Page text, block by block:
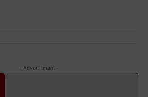
- Advertisment -